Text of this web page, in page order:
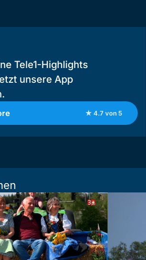
Tele1-Highlights
unsere App
★ 4.7 von 5